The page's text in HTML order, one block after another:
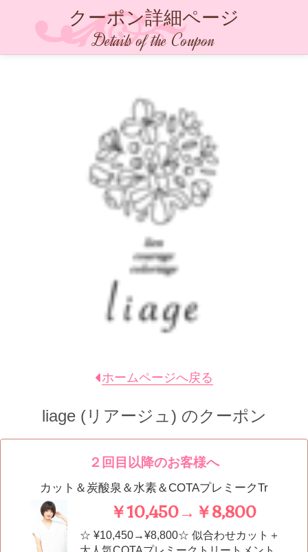
クーポン詳細ページ
Details of the Coupon
ホームページへ戻る
liage (リアージュ) のクーポン
２回目以降のお客様へ
カット＆炭酸泉＆水素＆COTAプレミークTr
￥10,450→￥8,800
☆ ¥10,450→¥8,800☆ 似合わせカット＋